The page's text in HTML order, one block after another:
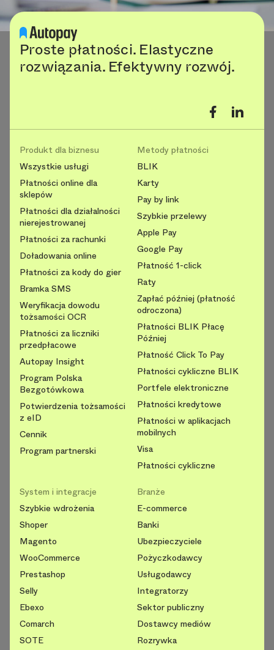
Proste płatności. Elastyczne
rozwiązania. Efektywny rozwój.
Produkt dla biznesu
Wszystkie usługi
Płatności online dla
sklepów
Płatności dla działalności
nierejestrowanej
Płatności za rachunki
Doładowania online
Płatności za kody do gier
Bramka SMS
Weryfikacja dowodu
tożsamości OCR
Płatności za liczniki
przedpłacowe
Autopay Insight
Program Polska
Bezgotówkowa
Potwierdzenia tożsamości
z eID
Cennik
Program partnerski
Metody płatności
BLIK
Karty
Pay by link
Szybkie przelewy
Apple Pay
Google Pay
Płatność 1-click
Raty
Zapłać później (płatność
odroczona)
Płatności BLIK Płacę
Później
Płatność Click To Pay
Płatności cykliczne BLIK
Portfele elektroniczne
Płatności kredytowe
Płatności w aplikacjach
mobilnych
Visa
Płatności cykliczne
System i integracje
Szybkie wdrożenia
Shoper
Magento
WooCommerce
Prestashop
Selly
Ebexo
Comarch
SOTE
Branże
E-commerce
Banki
Ubezpieczyciele
Pożyczkodawcy
Usługodawcy
Integratorzy
Sektor publiczny
Dostawcy mediów
Rozrywka